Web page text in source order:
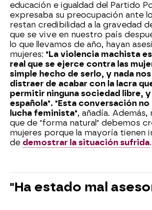
educación e igualdad del Partido
expresaba su preocupación ante
restan credibilidad a la gravedad
que se vive en nuestro país
lo que llevamos de año, hayan
mujeres: "La violencia machista
real que se ejerce contra las
simple hecho de serlo, y nada
distraer de acabar con la lacra
permitir ninguna sociedad libre, y
española". "Esta conversación no
lucha feminista", añadía.
que de "forma natural" debemos
mujeres porque la mayoría tienen
de demostrar la situación sufrida.
"Ha estado mal